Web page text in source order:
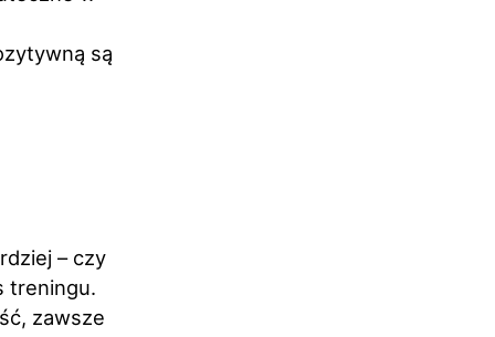
są
– czy
treningu.
zawsze